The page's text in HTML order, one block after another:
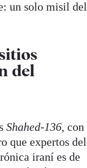
un solo misil del
del
Shahed-136, con
que expertos del
iraní es de